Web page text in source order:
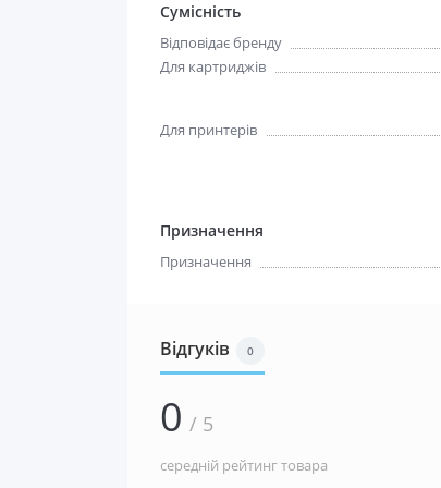
Сумісність
Відповідає бренду
Для картриджів
Для принтерів
Призначення
Призначення
Відгуків 0
0 / 5
середній рейтинг товара